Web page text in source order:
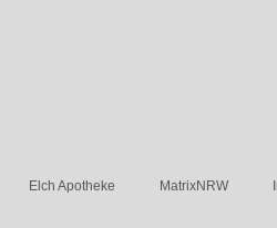
Elch Apotheke MatrixNRW